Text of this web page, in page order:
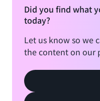
Did you find what
today?
Let us know so we
the content on our